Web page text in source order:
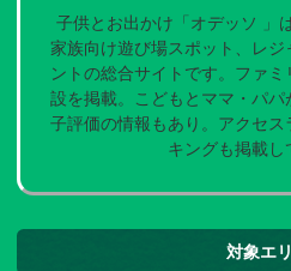
子供とお出かけ「オデッソ 」
家族向け遊び場スポット、レ
ントの総合サイトです。ファ
設を掲載。こどもとママ・パ
子評価の情報もあり。アクセ
キングも掲載し
対象エ